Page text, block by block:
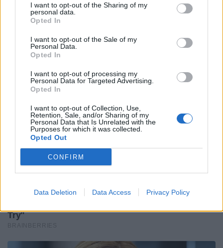
I want to opt-out of the Sharing of my
personal data.
Opted In
I want to opt-out of the Sale of my
Personal Data.
Opted In
I want to opt-out of processing my
Personal Data for Targeted Advertising.
Opted In
I want to opt-out of Collection, Use,
Retention, Sale, and/or Sharing of my
Personal Data that Is Unrelated with the
Purposes for which it was collected.
Opted Out
CONFIRM
Data Deletion Data Access Privacy Policy